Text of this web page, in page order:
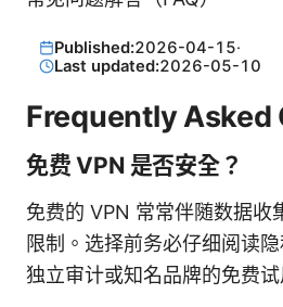
Published:2026-04-15·
Last updated:2026-05-10
Frequently Asked
免费 VPN 是否安全？
免费的 VPN 常常伴随数据收
限制。选择前务必仔细阅读
独立审计或知名品牌的免费试